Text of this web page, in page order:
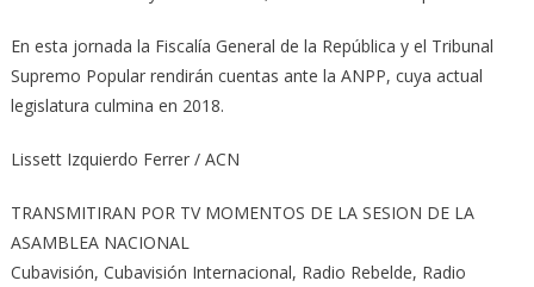
En esta jornada la Fiscalía General de la República y el Tribunal
Supremo Popular rendirán cuentas ante la ANPP, cuya actual
legislatura culmina en 2018.
Lissett Izquierdo Ferrer / ACN
TRANSMITIRAN POR TV MOMENTOS DE LA SESION DE LA
ASAMBLEA NACIONAL
Cubavisión, Cubavisión Internacional, Radio Rebelde, Radio